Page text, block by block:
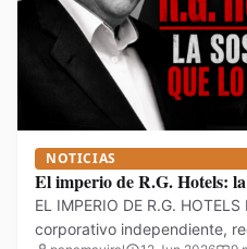
NOTICIAS
El imperio de R.G. Hotels:
EL IMPERIO DE R.G.
corporativo independiente,